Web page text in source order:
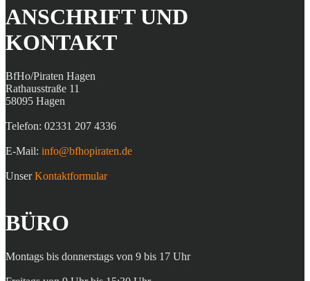
ANSCHRIFT UND
KONTAKT
BfHo/Piraten Hagen
Rathausstraße 11
58095 Hagen
Telefon: 02331 207 4336
E-Mail: info@bfhopiraten.de
UnserKontaktformular
BÜRO
Montags bis donnerstags von 9 bis 17 Uhr